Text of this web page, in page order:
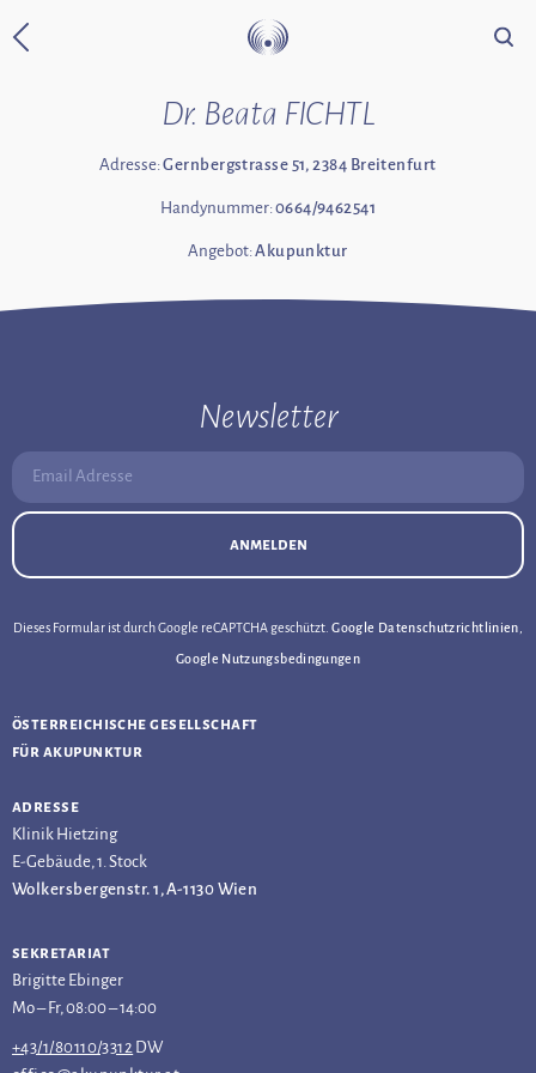
Zurück zur Startseite Suche
Dr. Beata FICHTL
Adresse:Gernbergstrasse 51, 2384 Breitenfurt
Handynummer:0664/9462541
Angebot:Akupunktur
Newsletter
Email Adresse:
anmelden
Dieses Formular ist durch Google reCAPTCHA geschützt.Google Datenschutzrichtlinien
Google Nutzungsbedingungen
österreichische gesellschaft
für akupunktur
adresse
Klinik Hietzing
E-Gebäude, 1. Stock
Wolkersbergenstr. 1, A-1130 Wien
sekretariat
Brigitte Ebinger
Mo – Fr, 08:00 – 14:00
+43/1/80110/3312 DW